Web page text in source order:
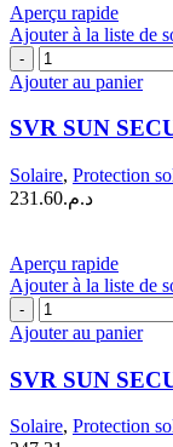
Aperçu rapide
Ajouter à la liste de
quantité
de
SUN
SECURE
–
Blur
SPF50+
ml
Ajouter au panier
SVR SUN
Solaire, Protection
د.م.231.60
Aperçu rapide
Ajouter à la liste de
quantité
de
SUN
SECURE
–
Brume
Ajouter au panier
SVR SUN
Solaire, Protection